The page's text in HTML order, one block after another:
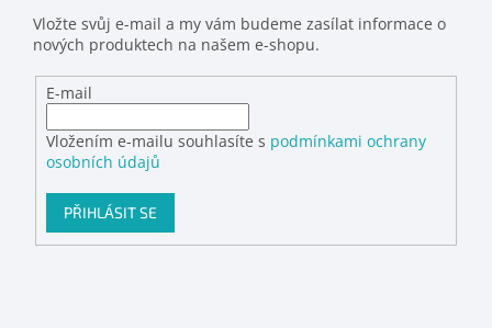
Vložte svůj e-mail a my vám budeme zasílat informace o
nových produktech na našem e-shopu.
E-mail
Vložením e-mailu souhlasíte s podmínkami ochrany
osobních údajů
PŘIHLÁSIT SE